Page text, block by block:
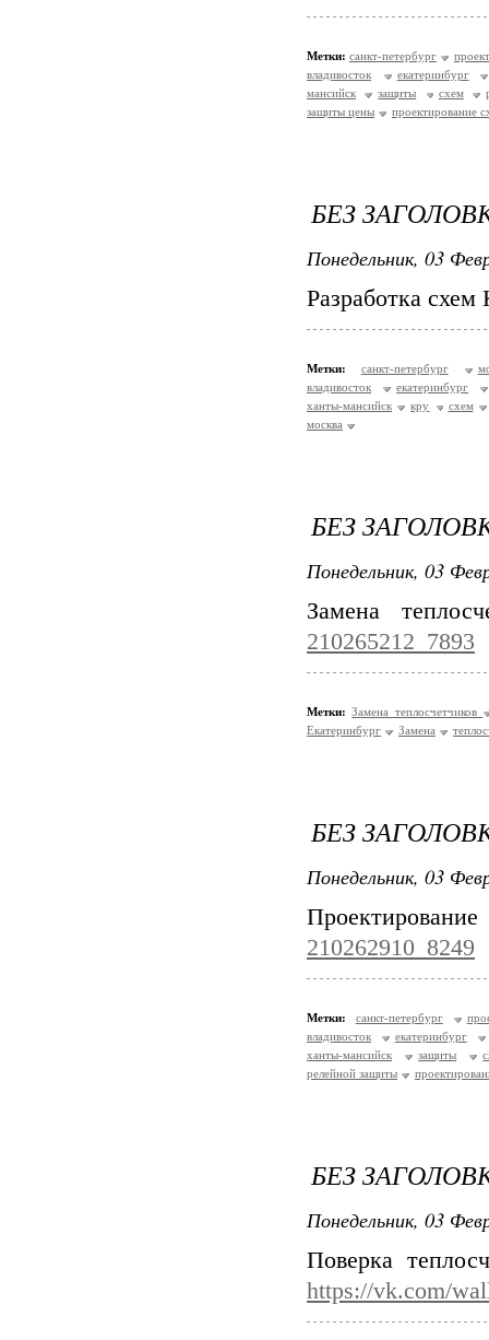
Метки: санкт-петербург
владивосток
екатеринбург
мансийск
защиты схем
защиты цены
проектирование
БЕЗ
Понедельник, 03
Разработка
Метки: санкт-петербург
владивосток
екатеринбург
ханты-мансийск
кру
схем
москва
БЕЗ
Понедельник, 03
Замена
210265212_7893
Метки: Замена теплосчетчиков
Екатеринбург
Замена
БЕЗ
Понедельник, 03
210262910_8249
Метки: санкт-петербург
владивосток
екатеринбург
ханты-мансийск
защиты
релейной защиты
БЕЗ
Понедельник, 03
Поверка
https://vk.com/